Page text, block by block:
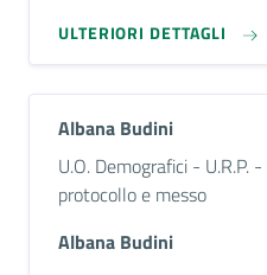
ULTERIORI DETTAGLI
Albana Budini
Descrizione breve
U.O. Demografici - U.R.P. -
protocollo e messo
Albana Budini